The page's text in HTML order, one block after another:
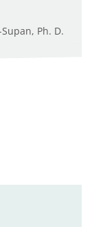
Ph. D.